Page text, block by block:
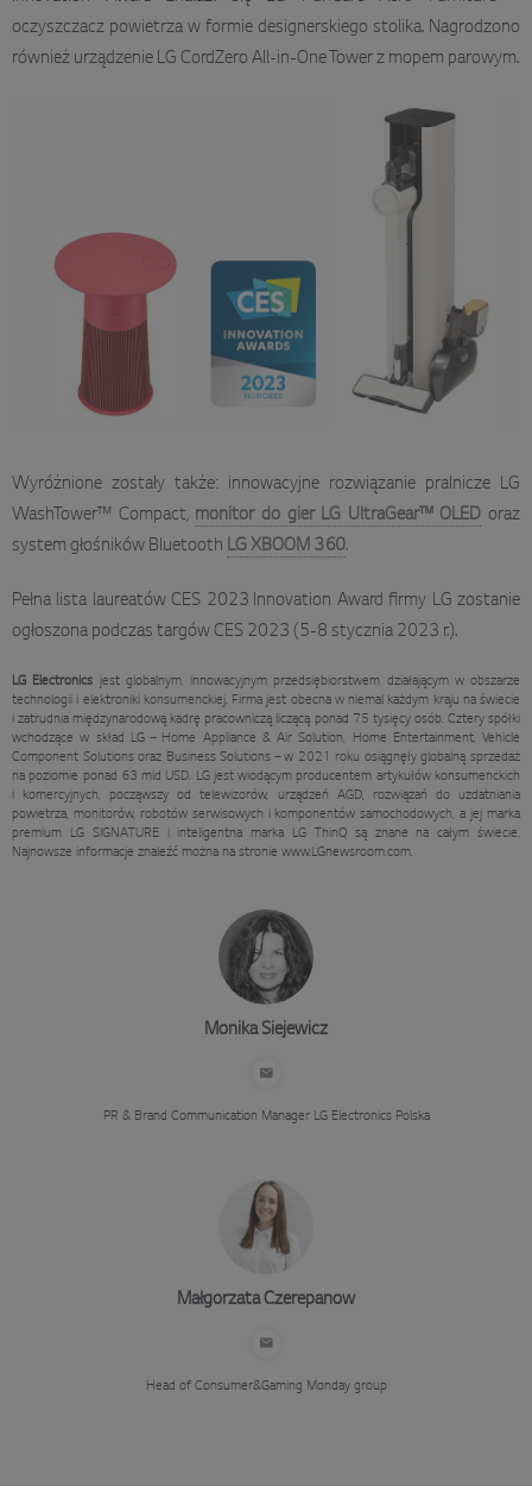
oczyszczacz powietrza w formie designerskiego stolika. Nagrodzono
również urządzenie LG CordZero All-in-One Tower z mopem parowym.
Wyróżnione zostały także: innowacyjne rozwiązanie pralnicze LG
WashTower™ Compact, monitor do gier LG UltraGear™ OLED oraz
system głośników Bluetooth LG XBOOM 360.
Pełna lista laureatów CES 2023 Innovation Award firmy LG zostanie
ogłoszona podczas targów CES 2023 (5-8 stycznia 2023 r.).
LG Electronics jest globalnym, innowacyjnym przedsiębiorstwem działającym w obszarze
technologii i elektroniki konsumenckiej. Firma jest obecna w niemal każdym kraju na świecie
i zatrudnia międzynarodową kadrę pracowniczą liczącą ponad 75 tysięcy osób. Cztery spółki
wchodzące w skład LG – Home Appliance & Air Solution, Home Entertainment, Vehicle
Component Solutions oraz Business Solutions – w 2021 roku osiągnęły globalną sprzedaż
na poziomie ponad 63 mld USD. LG jest wiodącym producentem artykułów konsumenckich
i komercyjnych, począwszy od telewizorów, urządzeń AGD, rozwiązań do uzdatniania
powietrza, monitorów, robotów serwisowych i komponentów samochodowych, a jej marka
premium LG SIGNATURE i inteligentna marka LG ThinQ są znane na całym świecie.
Najnowsze informacje znaleźć można na stronie www.LGnewsroom.com.
Monika Siejewicz
PR & Brand Communication ManagerLG Electronics Polska
Małgorzata Czerepanow
Head of Consumer&Gaming Monday group